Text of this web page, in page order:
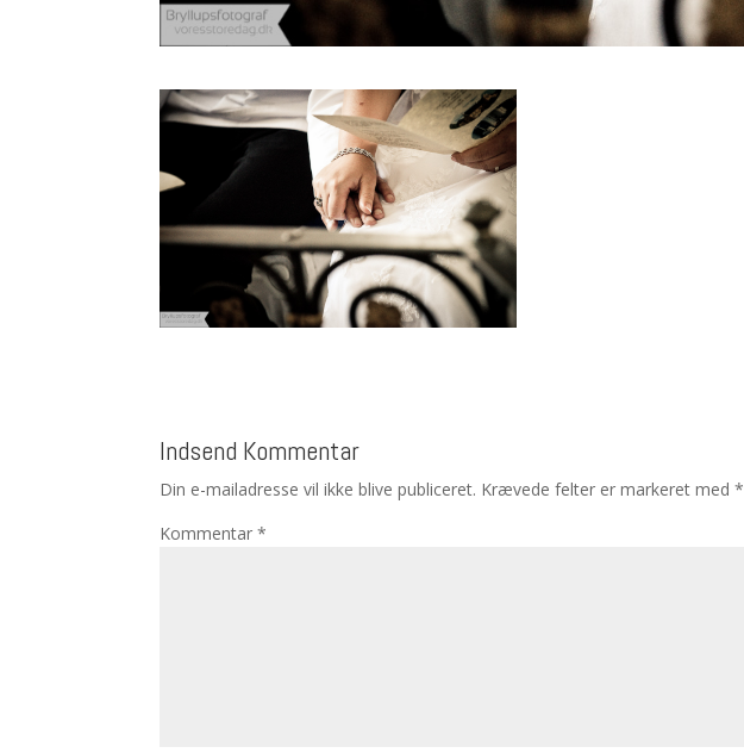
Indsend Kommentar
Din e-mailadresse vil ikke blive publiceret. Krævede felter er markeret med*
Kommentar*